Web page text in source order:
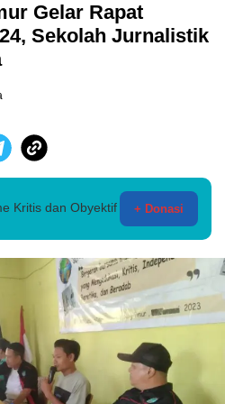
Gelar Rapat
Sekolah Jurnalistik
Kritis dan Obyektif + Donasi